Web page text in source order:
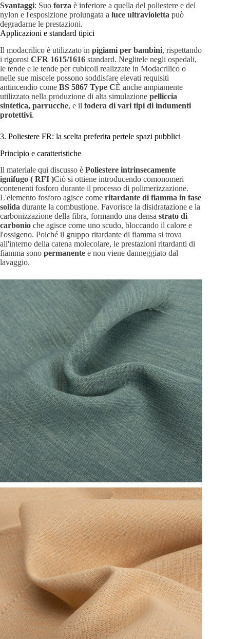
Svantaggi: Suo forza è inferiore a quella del poliestere e del
nylon e l'esposizione prolungata a luce ultravioletta può
degradarne le prestazioni.
Applicazioni e standard tipici
Il modacrilico è utilizzato in pigiami per bambini, rispettando
i rigorosi CFR 1615/1616 standard. Neglitele negli ospedali,
le tende e le tende per cubicoli realizzate in Modacrilico o
nelle sue miscele possono soddisfare elevati requisiti
antincendio come BS 5867 Type CÈ anche ampiamente
utilizzato nella produzione di alta simulazione pelliccia
sintetica, parrucche, e il fodera di vari tipi di indumenti
protettivi.
3. Poliestere FR: la scelta preferita pertele spazi pubblici
Principio e caratteristiche
Il materiale qui discusso è Poliestere intrinsecamente
ignifugo ( RFI )Ciò si ottiene introducendo comonomeri
contenenti fosforo durante il processo di polimerizzazione.
L'elemento fosforo agisce come ritardante di fiamma in fase
solida durante la combustione. Favorisce la disidratazione e la
carbonizzazione della fibra, formando una densa strato di
carbonio che agisce come uno scudo, bloccando il calore e
l'ossigeno. Poiché il gruppo ritardante di fiamma si trova
all'interno della catena molecolare, le prestazioni ritardanti di
fiamma sono permanente e non viene danneggiato dal
lavaggio.